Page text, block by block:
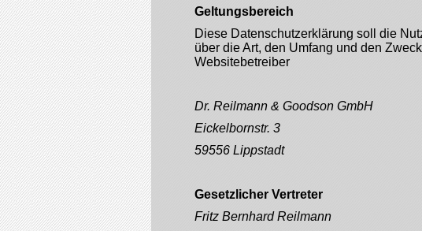
Geltungsbereich
Diese Datenschutzerklärung soll die
über die Art, den Umfang und den
Websitebetreiber
Dr. Reilmann & Goodson GmbH
Eickelbornstr. 3
59556 Lippstadt
Gesetzlicher Vertreter
Fritz Bernhard Reilmann